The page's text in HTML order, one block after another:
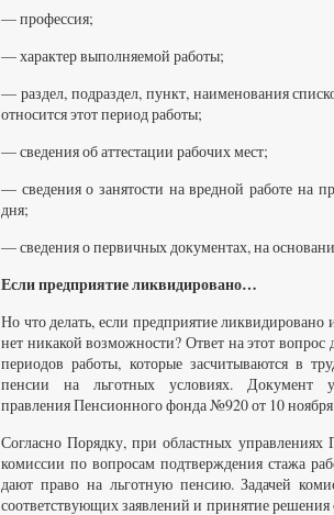
— профессия;
— характер выполняемой работы;
— раздел, подраздел, пункт, наименования
относится этот период работы;
— сведения об аттестации рабочих мест;
— сведения о занятости на вредной работе на
дня;
— сведения о первичных документах, на
Если предприятие ликвидировано…
Но что делать, если предприятие
нет никакой возможности? Ответ на этот вопрос
периодов работы, которые засчитываются в
пенсии на льготных условиях. Документ
правления Пенсионного фонда №920 от 10 ноября
Согласно Порядку, при областных
комиссии по вопросам подтверждения стажа
дают право на льготную пенсию. Задачей
соответствующих заявлений и принятие решения